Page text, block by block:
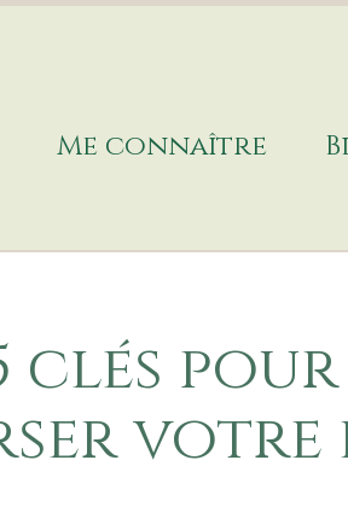
Me connaître
clés pour
votre